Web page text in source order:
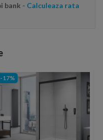
bank - Calculeaza rata
-17%